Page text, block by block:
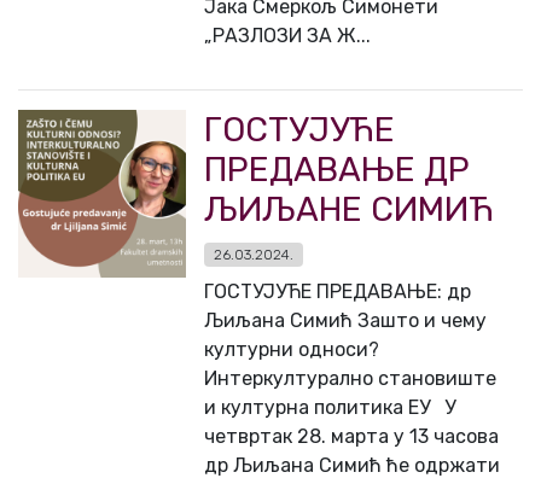
Јака Смеркољ Симонети
„РАЗЛОЗИ ЗА Ж...
ГОСТУЈУЋЕ
ПРЕДАВАЊЕ ДР
ЉИЉАНE СИМИЋ
26.03.2024.
ГОСТУЈУЋЕ ПРЕДАВАЊЕ: др
Љиљана Симић Зашто и чему
културни односи?
Интеркултурално становиште
и културна политика ЕУ У
четвртак 28. марта у 13 часова
др Љиљана Симић ће одржати